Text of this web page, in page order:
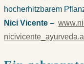
hocherhitzbarem
Nici Vicente –